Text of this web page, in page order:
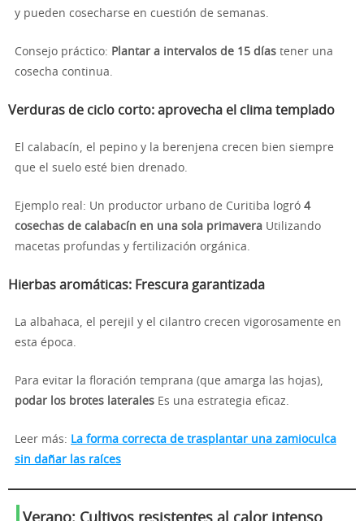
y pueden cosecharse en cuestión de semanas.
Consejo práctico: Plantar a intervalos de 15 días tener una
cosecha continua.
Verduras de ciclo corto: aprovecha el clima templado
El calabacín, el pepino y la berenjena crecen bien siempre
que el suelo esté bien drenado.
Ejemplo real: Un productor urbano de Curitiba logró 4
cosechas de calabacín en una sola primavera Utilizando
macetas profundas y fertilización orgánica.
Hierbas aromáticas: Frescura garantizada
La albahaca, el perejil y el cilantro crecen vigorosamente en
esta época.
Para evitar la floración temprana (que amarga las hojas),
podar los brotes laterales Es una estrategia eficaz.
Leer más: La forma correcta de trasplantar una zamioculca
sin dañar las raíces